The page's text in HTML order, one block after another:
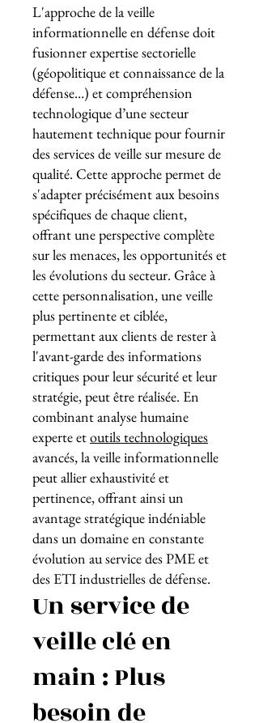
L'approche de la veille
informationnelle en défense doit
fusionner expertise sectorielle
(géopolitique et connaissance de la
défense…) et compréhension
technologique d’une secteur
hautement technique pour fournir
des services de veille sur mesure de
qualité. Cette approche permet de
s'adapter précisément aux besoins
spécifiques de chaque client,
offrant une perspective complète
sur les menaces, les opportunités et
les évolutions du secteur. Grâce à
cette personnalisation, une veille
plus pertinente et ciblée,
permettant aux clients de rester à
l'avant-garde des informations
critiques pour leur sécurité et leur
stratégie, peut être réalisée. En
combinant analyse humaine
experte etoutils technologiques
avancés, la veille informationnelle
peut allier exhaustivité et
pertinence, offrant ainsi un
avantage stratégique indéniable
dans un domaine en constante
évolution au service des PME et
des ETI industrielles de défense.
Un service de
veille clé en
main : Plus
besoin de